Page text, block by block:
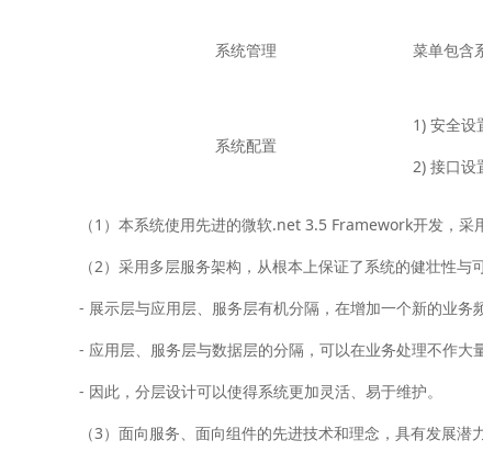
系统管理 菜单包含
系统配置
1) 安全设
2) 接口设
（1）本系统使用先进的微软.net 3.5 Framework开发，
（2）采用多层服务架构，从根本上保证了系统的健壮性与
- 展示层与应用层、服务层有机分隔，在增加一个新的业务
- 应用层、服务层与数据层的分隔，可以在业务处理不作大
- 因此，分层设计可以使得系统更加灵活、易于维护。
（3）面向服务、面向组件的先进技术和理念，具有发展潜